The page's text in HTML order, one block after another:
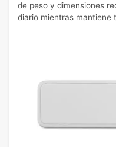
de peso y dimensiones
diario mientras mantiene